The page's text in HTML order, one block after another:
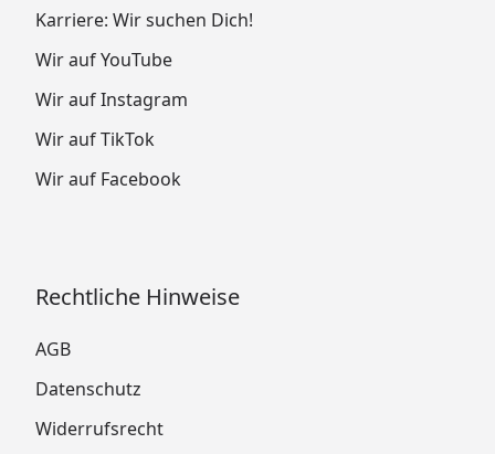
Karriere: Wir suchen Dich!
Wir auf YouTube
Wir auf Instagram
Wir auf TikTok
Wir auf Facebook
Rechtliche Hinweise
AGB
Datenschutz
Widerrufsrecht